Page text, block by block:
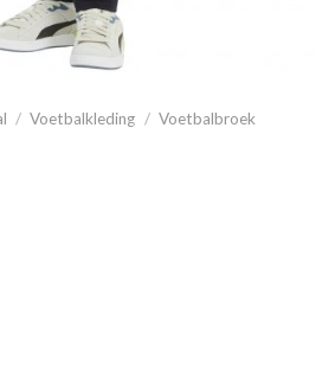
/ Voetbalkleding / Voetbalbroek